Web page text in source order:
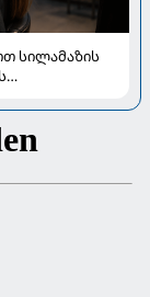
სილამაზის